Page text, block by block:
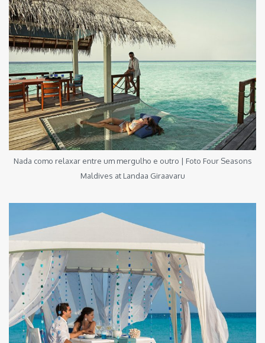
Nada como relaxar entre um mergulho e outro | Foto Four Seasons
Maldives at Landaa Giraavaru